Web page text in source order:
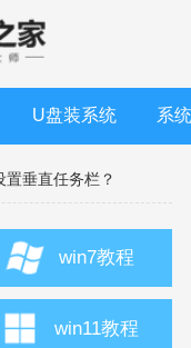
U盘装系统 系
置垂直任务栏？
win7教程
win11教程